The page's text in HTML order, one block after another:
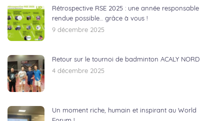
Rétrospective RSE 2025 : une année responsable
rendue possible… grâce à vous !
9 décembre 2025
Retour sur le tournoi de badminton ACALY NORD
4 décembre 2025
Un moment riche, humain et inspirant au World